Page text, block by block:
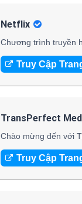
Netflix
Chương trình truyền
Truy Cập
TransPerfect
Chào mừng đến với
Truy Cập